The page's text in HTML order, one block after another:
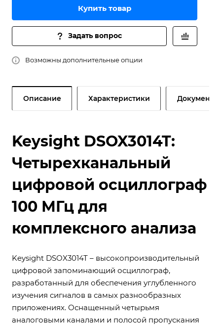
Купить товар
Задать вопрос
Возможны дополнительные опции
Описание Характеристики Документы
Keysight DSOX3014T:
Четырехканальный
цифровой осциллограф
100 МГц для
комплексного анализа
Keysight DSOX3014T – высокопроизводительный
цифровой запоминающий осциллограф,
разработанный для обеспечения углубленного
изучения сигналов в самых разнообразных
приложениях. Оснащенный четырьмя
аналоговыми каналами и полосой пропускания